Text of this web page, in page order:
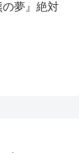
夢』絶対